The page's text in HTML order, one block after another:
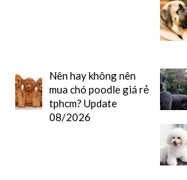
Nên hay không nên
mua chó poodle giá rẻ
tphcm? Update
08/2026